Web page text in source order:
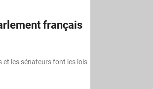
français
les sénateurs font les lois